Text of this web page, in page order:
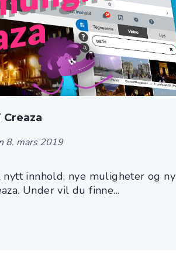
8. mars 2019
innhold, nye muligheter og ny
Under vil du finne...